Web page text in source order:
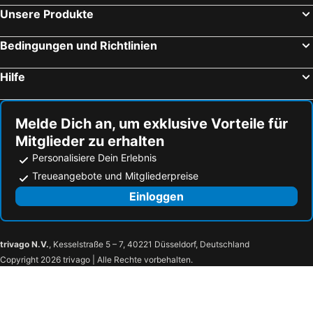
Hotels Manly
Hotels Broadbeach
Hotels Geraldton
Hotels Parramatta
Hotels Eden
Hotels Cape Tribulation
Unsere Produkte
Bedingungen und Richtlinien
Hilfe
Melde Dich an, um exklusive Vorteile für
Mitglieder zu erhalten
Personalisiere Dein Erlebnis
Treueangebote und Mitgliederpreise
Einloggen
trivago N.V., Kesselstraße 5 – 7, 40221 Düsseldorf, Deutschland
Copyright 2026 trivago | Alle Rechte vorbehalten.